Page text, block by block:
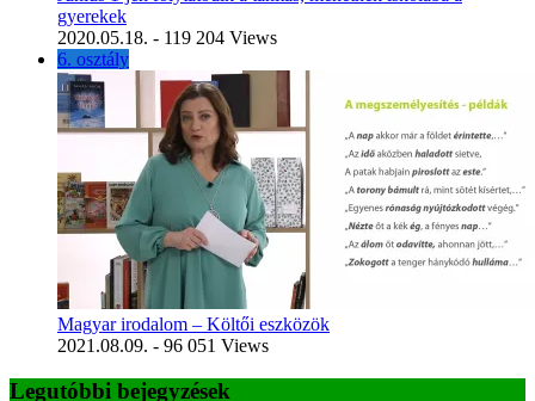
gyerekek
2020.05.18. - 119 204 Views
6. osztály
Magyar irodalom – Költői eszközök
2021.08.09. - 96 051 Views
Legutóbbi bejegyzések